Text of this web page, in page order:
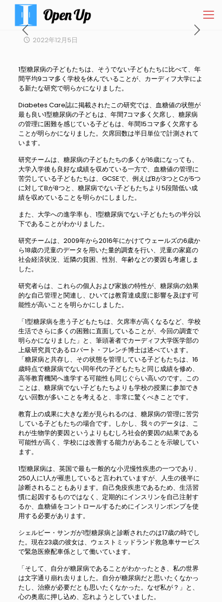
2022年12月5日
1型糖尿病の子どもたちは、そうでない子どもたちに比べて、年
間平均9コマ多く学校を休んでいることが、カーディフ大学によ
る新たな研究で明らかになりました。
Diabetes Care誌に掲載されたこの研究では、血糖値の状態が
最も良い1型糖尿病の子どもは、年間7コマ多く欠席し、糖尿病
の管理に困難を感じている子どもは、年間15コマ多く欠席する
ことが明らかになりました。欠席回数は半日単位で計測されて
います。
研究チームは、糖尿病の子どもたちの多くが16歳になっても、
大学入学後も良好な成績を収めている一方で、血糖値の管理に
苦労している子どもたちは、GCSEで、例えばBが3つとCが5つ
に対してBが8つと、糖尿病でない子どもたちより5段階低い成
績を収めていることを明らかにしました。
また、大学への進学率も、1型糖尿病でない子どもたちの半分以
下であることがわかりました。
研究チームは、2009年から2016年にかけてウェールズの6歳か
ら18歳の児童のデータを用いた量的調査を行い、児童の家庭の
社会経済状況、近隣の貧困、性別、年齢などの要因も考慮しま
した。
研究者らは、これらの個人および家族の特性が、糖尿病の効果
的な自己管理と関連し、ひいては教育達成度に影響を及ぼす可
能性が高いことを明らかにしました。
「1型糖尿病を患う子どもたちは、欠席率が高くなるなど、学校
生活でさらに多くの困難に直面していることが、今回の調査で
明らかになりました」と、筆頭著者でカーディフ大学医学部の
上級研究員であるロバート・フレンチ博士は述べています。
「糖尿病と共存し、その状態を管理している子どもたちは、16
歳時点で糖尿病でない同年代の子どもたちと同じ成績を修め、
高等教育機関へ進学する可能性も同じぐらい高いのです。この
ことは、糖尿病でない子どもたちよりも学校の授業に参加でき
ない回数が多いことを考えると、非常に驚くべきことです。
教育上の成果に大きな差が見られるのは、糖尿病の管理に苦労
している子どもたちの場合です。しかし、我々のデータは、こ
れが生物学的要因というよりもむしろ社会的要因の結果である
可能性が高く、学校には改善する能力があることを示唆してい
ます。
1型糖尿病は、英国で最も一般的な小児慢性疾患の一つであり、
250人に1人が罹患していると言われていますが、人生の後半に
診断されることもあります。自己免疫疾患であるため、生活習
慣に起因するものではなく、定期的にインスリンを自己注射す
るか、血糖値をコントロールするためにインスリンポンプを使
用する必要があります。
シェルビー・サンガが1型糖尿病と診断されたのは17歳の時でし
た。現在23歳の彼女は、ウェストミッドランド救急車サービス
で緊急医療配車係として働いています。
「そして、自分が糖尿病であることがわかったとき、私の世界
は文字通り崩れ去りました。自分が糖尿病だと思いたくなかっ
たし、治療が必要だとも思いたくなかった。なぜ私が？」と、
心の奥底に押し込め、忘れようとしていました。